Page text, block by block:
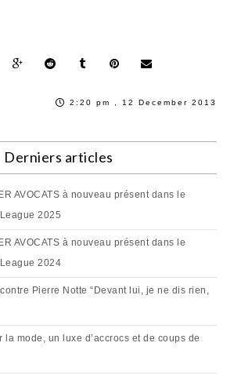
2:20 pm , 12 December 2013
Derniers articles
AVOCATS à nouveau présent dans le
2025
AVOCATS à nouveau présent dans le
2024
Pierre Notte “Devant lui, je ne dis rien,
la mode, un luxe d’accrocs et de coups de